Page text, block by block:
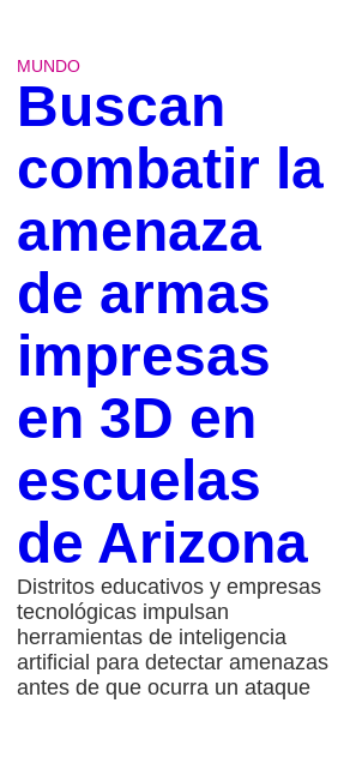
MUNDO
Buscan
combatir la
amenaza
de armas
impresas
en 3D en
escuelas
de Arizona
Distritos educativos y empresas
tecnológicas impulsan
herramientas de inteligencia
artificial para detectar amenazas
antes de que ocurra un ataque